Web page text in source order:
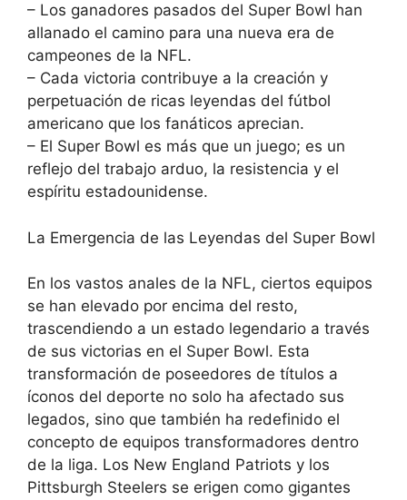
– Los ganadores pasados del Super Bowl han
allanado el camino para una nueva era de
campeones de la NFL.
– Cada victoria contribuye a la creación y
perpetuación de ricas leyendas del fútbol
americano que los fanáticos aprecian.
– El Super Bowl es más que un juego; es un
reflejo del trabajo arduo, la resistencia y el
espíritu estadounidense.
La Emergencia de las Leyendas del Super Bowl
En los vastos anales de la NFL, ciertos equipos
se han elevado por encima del resto,
trascendiendo a un estado legendario a través
de sus victorias en el Super Bowl. Esta
transformación de poseedores de títulos a
íconos del deporte no solo ha afectado sus
legados, sino que también ha redefinido el
concepto de equipos transformadores dentro
de la liga. Los New England Patriots y los
Pittsburgh Steelers se erigen como gigantes